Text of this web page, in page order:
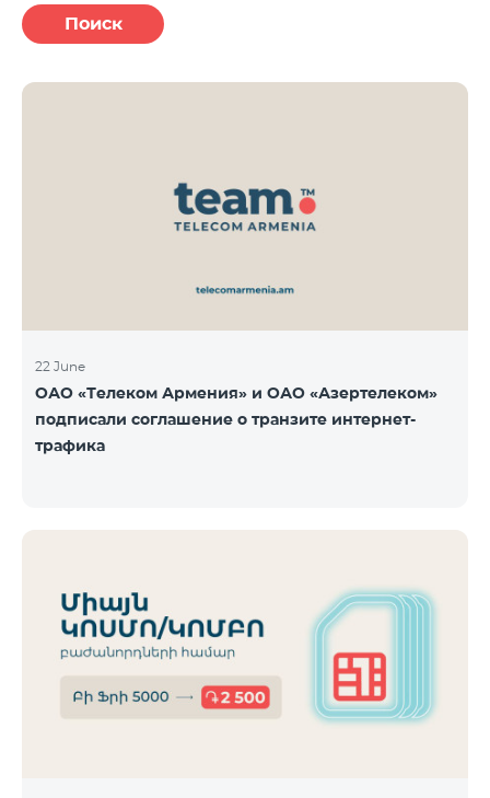
Поиск
22 June
ОАО «Телеком Армения» и ОАО «Азертелеком»
подписали соглашение о транзите интернет-
трафика